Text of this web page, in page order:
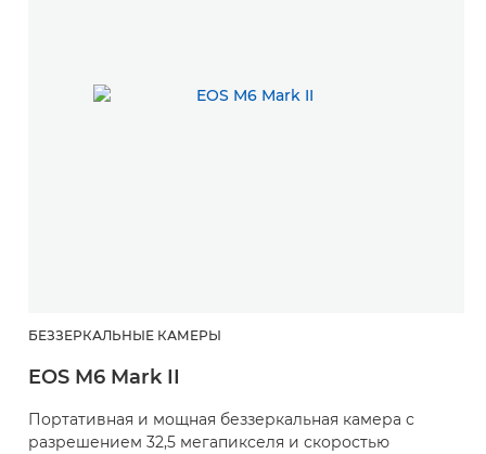
БЕЗЗЕРКАЛЬНЫЕ КАМЕРЫ
EOS M6 Mark II
Портативная и мощная беззеркальная камера с
разрешением 32,5 мегапикселя и скоростью